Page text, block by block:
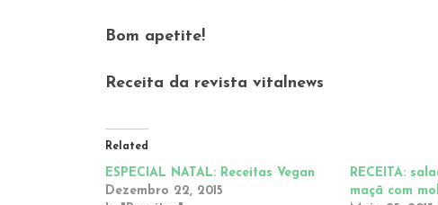
Bom apetite!
Receita da revista vitalnews
Related
ESPECIAL NATAL: Receitas Vegan
Dezembro 22, 2015
RECEITA:
maçã com